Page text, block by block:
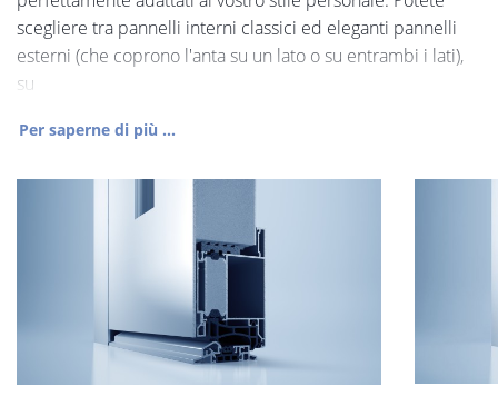
scegliere tra pannelli interni classici ed eleganti pannelli
esterni (che coprono l'anta su un lato o su entrambi i lati),
su
Per saperne di più ...